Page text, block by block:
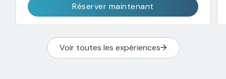
Réserver maintenant
Voir toutes les expériences